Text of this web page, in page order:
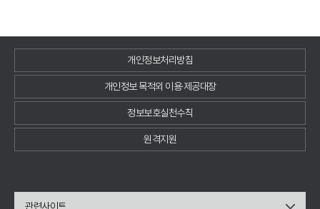
개인정보처리방침
개인정보 목적외 이용·제공대장
정보보호실천수칙
원격지원
관련사이트